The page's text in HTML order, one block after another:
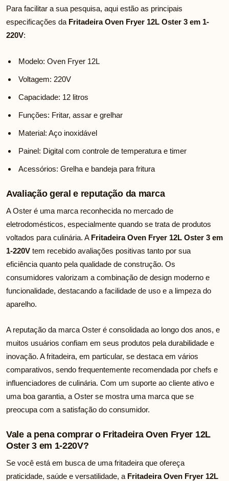
Para facilitar a sua pesquisa, aqui estão as principais
especificações da Fritadeira Oven Fryer 12L Oster 3 em 1-
220V:
Modelo: Oven Fryer 12L
Voltagem: 220V
Capacidade: 12 litros
Funções: Fritar, assar e grelhar
Material: Aço inoxidável
Painel: Digital com controle de temperatura e timer
Acessórios: Grelha e bandeja para fritura
Avaliação geral e reputação da marca
A Oster é uma marca reconhecida no mercado de
eletrodomésticos, especialmente quando se trata de produtos
voltados para culinária. A Fritadeira Oven Fryer 12L Oster 3 em
1-220V tem recebido avaliações positivas tanto por sua
eficiência quanto pela qualidade de construção. Os
consumidores valorizam a combinação de design moderno e
funcionalidade, destacando a facilidade de uso e a limpeza do
aparelho.
A reputação da marca Oster é consolidada ao longo dos anos, e
muitos usuários confiam em seus produtos pela durabilidade e
inovação. A fritadeira, em particular, se destaca em vários
comparativos, sendo frequentemente recomendada por chefs e
influenciadores de culinária. Com um suporte ao cliente ativo e
uma boa garantia, a Oster se mostra uma marca que se
preocupa com a satisfação do consumidor.
Vale a pena comprar o Fritadeira Oven Fryer 12L
Oster 3 em 1-220V?
Se você está em busca de uma fritadeira que ofereça
praticidade, saúde e versatilidade, a Fritadeira Oven Fryer 12L